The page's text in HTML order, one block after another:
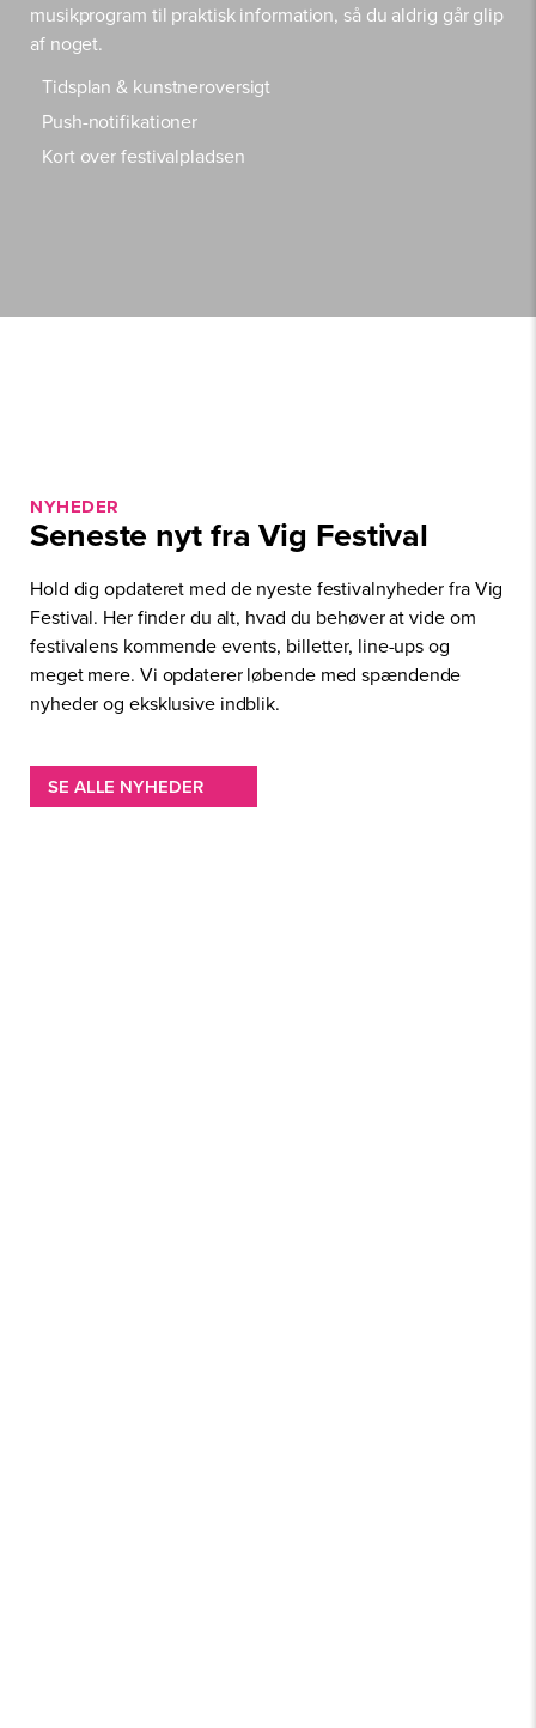
musikprogram til praktisk information, så du aldrig går glip
af noget.
Tidsplan & kunstneroversigt
Push-notifikationer
Kort over festivalpladsen
NYHEDER
Seneste nyt fra Vig Festival
Hold dig opdateret med de nyeste festivalnyheder fra Vig
Festival. Her finder du alt, hvad du behøver at vide om
festivalens kommende events, billetter, line-ups og
meget mere. Vi opdaterer løbende med spændende
nyheder og eksklusive indblik.
SE ALLE NYHEDER